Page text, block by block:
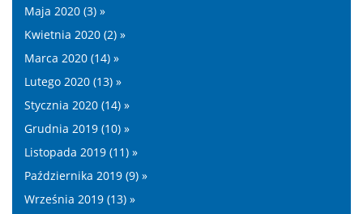
Maja 2020 (3) »
Kwietnia 2020 (2) »
Marca 2020 (14) »
Lutego 2020 (13) »
Stycznia 2020 (14) »
Grudnia 2019 (10) »
Listopada 2019 (11) »
Października 2019 (9) »
Września 2019 (13) »